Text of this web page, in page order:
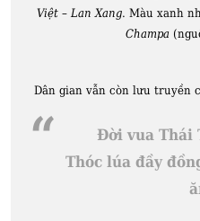
Việt – Lan Xang. Màu xanh
Champa
Dân gian vẫn còn lưu truyền
Đời vua Thái
Thóc lúa đầy